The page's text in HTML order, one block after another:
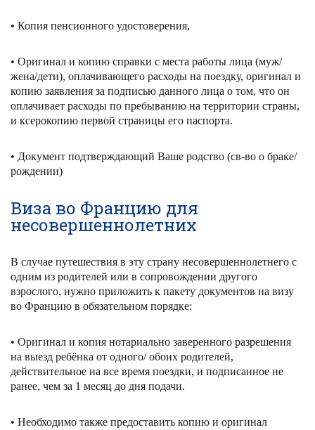
• Копия пенсионного удостоверения,
• Оригинал и копию справки с места работы лица (муж/
жена/дети), оплачивающего расходы на поездку, оригинал и
копию заявления за подписью данного лица о том, что он
оплачивает расходы по пребыванию на территории страны,
и ксерокопию первой страницы его паспорта.
• Документ подтверждающий Ваше родство (св-во о браке/
рождении)
Виза во Францию для
несовершеннолетних
В случае путешествия в эту страну несовершеннолетнего с
одним из родителей или в сопровождении другого
взрослого, нужно приложить к пакету документов на визу
во Францию в обязательном порядке:
• Оригинал и копия нотариально заверенного разрешения
на выезд ребёнка от одного/ обоих родителей,
действительное на все время поездки, и подписанное не
ранее, чем за 1 месяц до дня подачи.
• Необходимо также предоставить копию и оригинал